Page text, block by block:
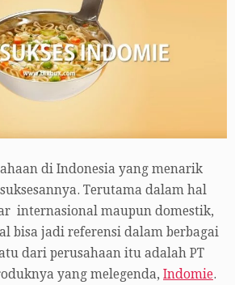
di Indonesia yang menarik
Terutama dalam hal
internasional maupun domestik,
bisa jadi referensi dalam berbagai
dari perusahaan itu adalah PT
yang melegenda, Indomie.